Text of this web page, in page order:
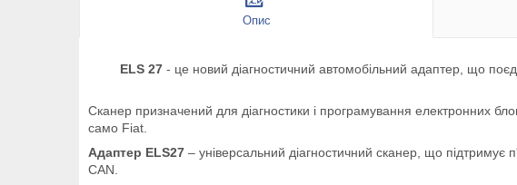
Опис
ELS 27- це новий діагностичний автомобільний адаптер, що
Сканер призначений для діагностики і програмування електронних
само Fiat.
Адаптер ELS27 – універсальний діагностичний сканер, що підтримує
CAN.